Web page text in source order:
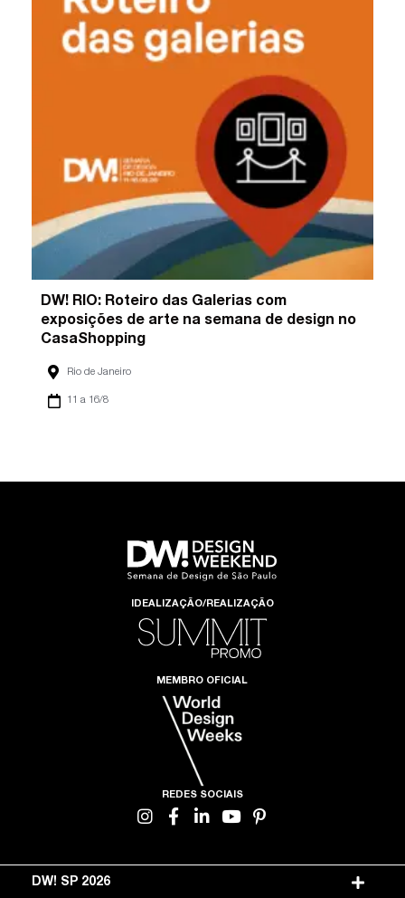
DW! RIO: Roteiro das Galerias com
exposições de arte na semana de design no
CasaShopping
Rio de Janeiro
11 a 16/8
IDEALIZAÇÃO/REALIZAÇÃO
MEMBRO OFICIAL
REDES SOCIAIS
DW! SP 2026